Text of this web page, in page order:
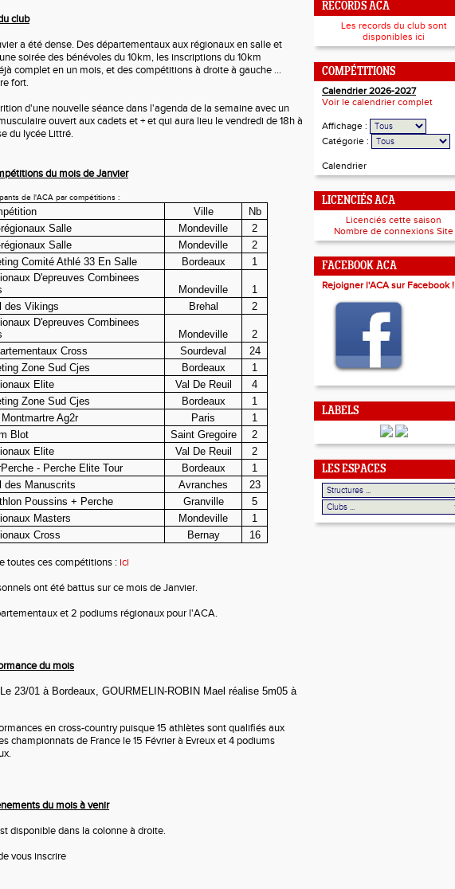
club
a été dense. Des départementaux aux régionaux en salle et
soirée des bénévoles du 10km, les inscriptions du 10km
complet en un mois, et des compétitions à droite à gauche ...
fort.
d'une nouvelle séance dans l'agenda de la semaine avec un
ouvert aux cadets et + et qui aura lieu le vendredi de 18h à
du lycée Littré.
du mois de Janvier
de l'ACA par compétitions :
Ville
Nb
régionaux Salle Mondeville
2
régionaux Salle Mondeville
2
Comité Athlé 33 En Salle Bordeaux 1
D'epreuves Combinees
Mondeville
1
des Vikings Brehal 2
D'epreuves Combinees
Mondeville
2
Cross Sourdeval
24
Zone Sud Cjes Bordeaux
1
Elite Val De Reuil
4
Zone Sud Cjes Bordeaux
1
Ag2r Paris
1
Blot Saint Gregoire
2
Elite Val De Reuil
2
- Perche Elite Tour Bordeaux
1
des Manuscrits Avranches
23
Poussins + Perche Granville
5
Masters Mondeville
1
Cross Bernay 16
toutes ces compétitions : ici
ont été battus sur ce mois de Janvier.
et 2 podiums régionaux pour l'ACA.
du mois
23/01 à Bordeaux, GOURMELIN-ROBIN Mael réalise 5m05 à
en cross-country puisque 15 athlètes sont qualifiés aux
championnats de France le 15 Février à Evreux et 4 podiums
du mois à venir
disponible dans la colonne à droite.
vous inscrire
RECORDS ACA
Les records du club sont
disponibles ici
COMPÉTITIONS
Calendrier 2026-2027
Voir le calendrier complet
Affichage :
Catégorie :
Calendrier
LICENCIÉS ACA
Licenciés cette saison
Nombre de connexions Site
FACEBOOK ACA
Rejoigner l'ACA sur Facebook !
LABELS
LES ESPACES